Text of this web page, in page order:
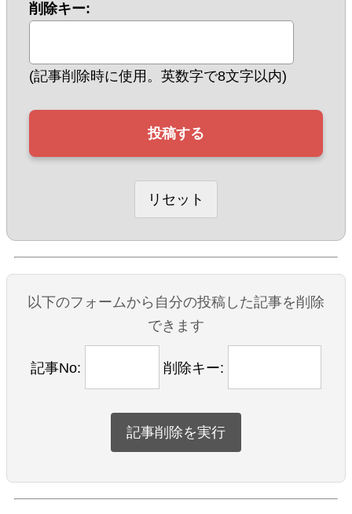
削除キー:
(記事削除時に使用。英数字で8文字以内)
以下のフォームから自分の投稿した記事を削除
できます
記事No: 削除キー: